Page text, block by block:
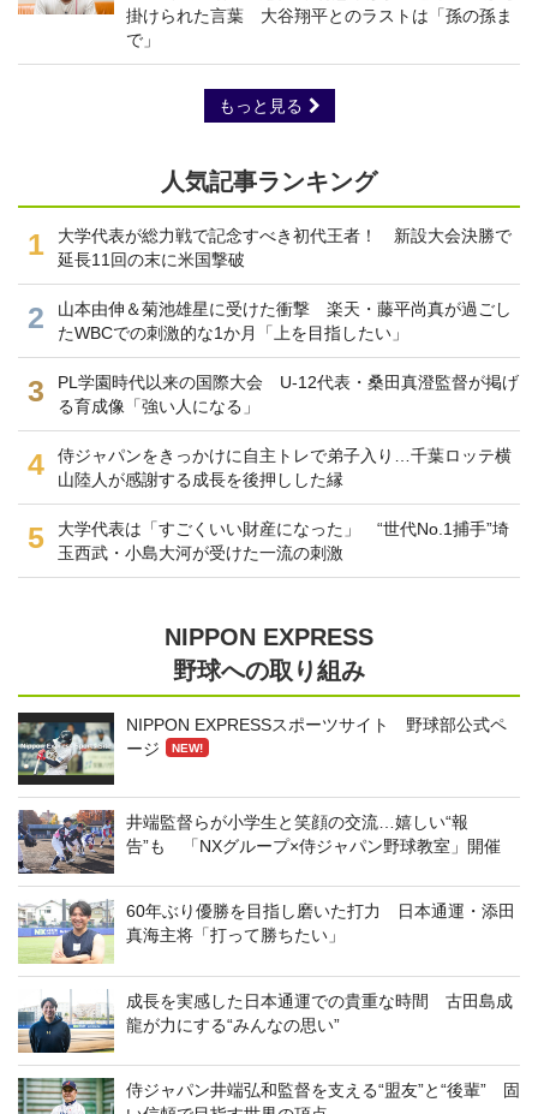
掛けられた言葉 大谷翔平とのラストは「孫の孫ま
で」
もっと見る
人気記事ランキング
1
大学代表が総力戦で記念すべき初代王者！ 新設大会決勝で
延長11回の末に米国撃破
2
山本由伸＆菊池雄星に受けた衝撃 楽天・藤平尚真が過ごし
たWBCでの刺激的な1か月「上を目指したい」
3
PL学園時代以来の国際大会 U-12代表・桑田真澄監督が掲げ
る育成像「強い人になる」
4
侍ジャパンをきっかけに自主トレで弟子入り…千葉ロッテ横
山陸人が感謝する成長を後押しした縁
5
大学代表は「すごくいい財産になった」 “世代No.1捕手”埼
玉西武・小島大河が受けた一流の刺激
NIPPON EXPRESS
野球への取り組み
NIPPON EXPRESSスポーツサイト 野球部公式ペ
ージ
NEW!
井端監督らが小学生と笑顔の交流…嬉しい“報
告”も 「NXグループ×侍ジャパン野球教室」開催
60年ぶり優勝を目指し磨いた打力 日本通運・添田
真海主将「打って勝ちたい」
成長を実感した日本通運での貴重な時間 古田島成
龍が力にする“みんなの思い”
侍ジャパン井端弘和監督を支える“盟友”と“後輩” 固